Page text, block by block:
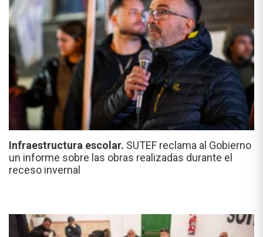
Infraestructura escolar. SUTEF reclama al Gobierno
un informe sobre las obras realizadas durante el
receso invernal